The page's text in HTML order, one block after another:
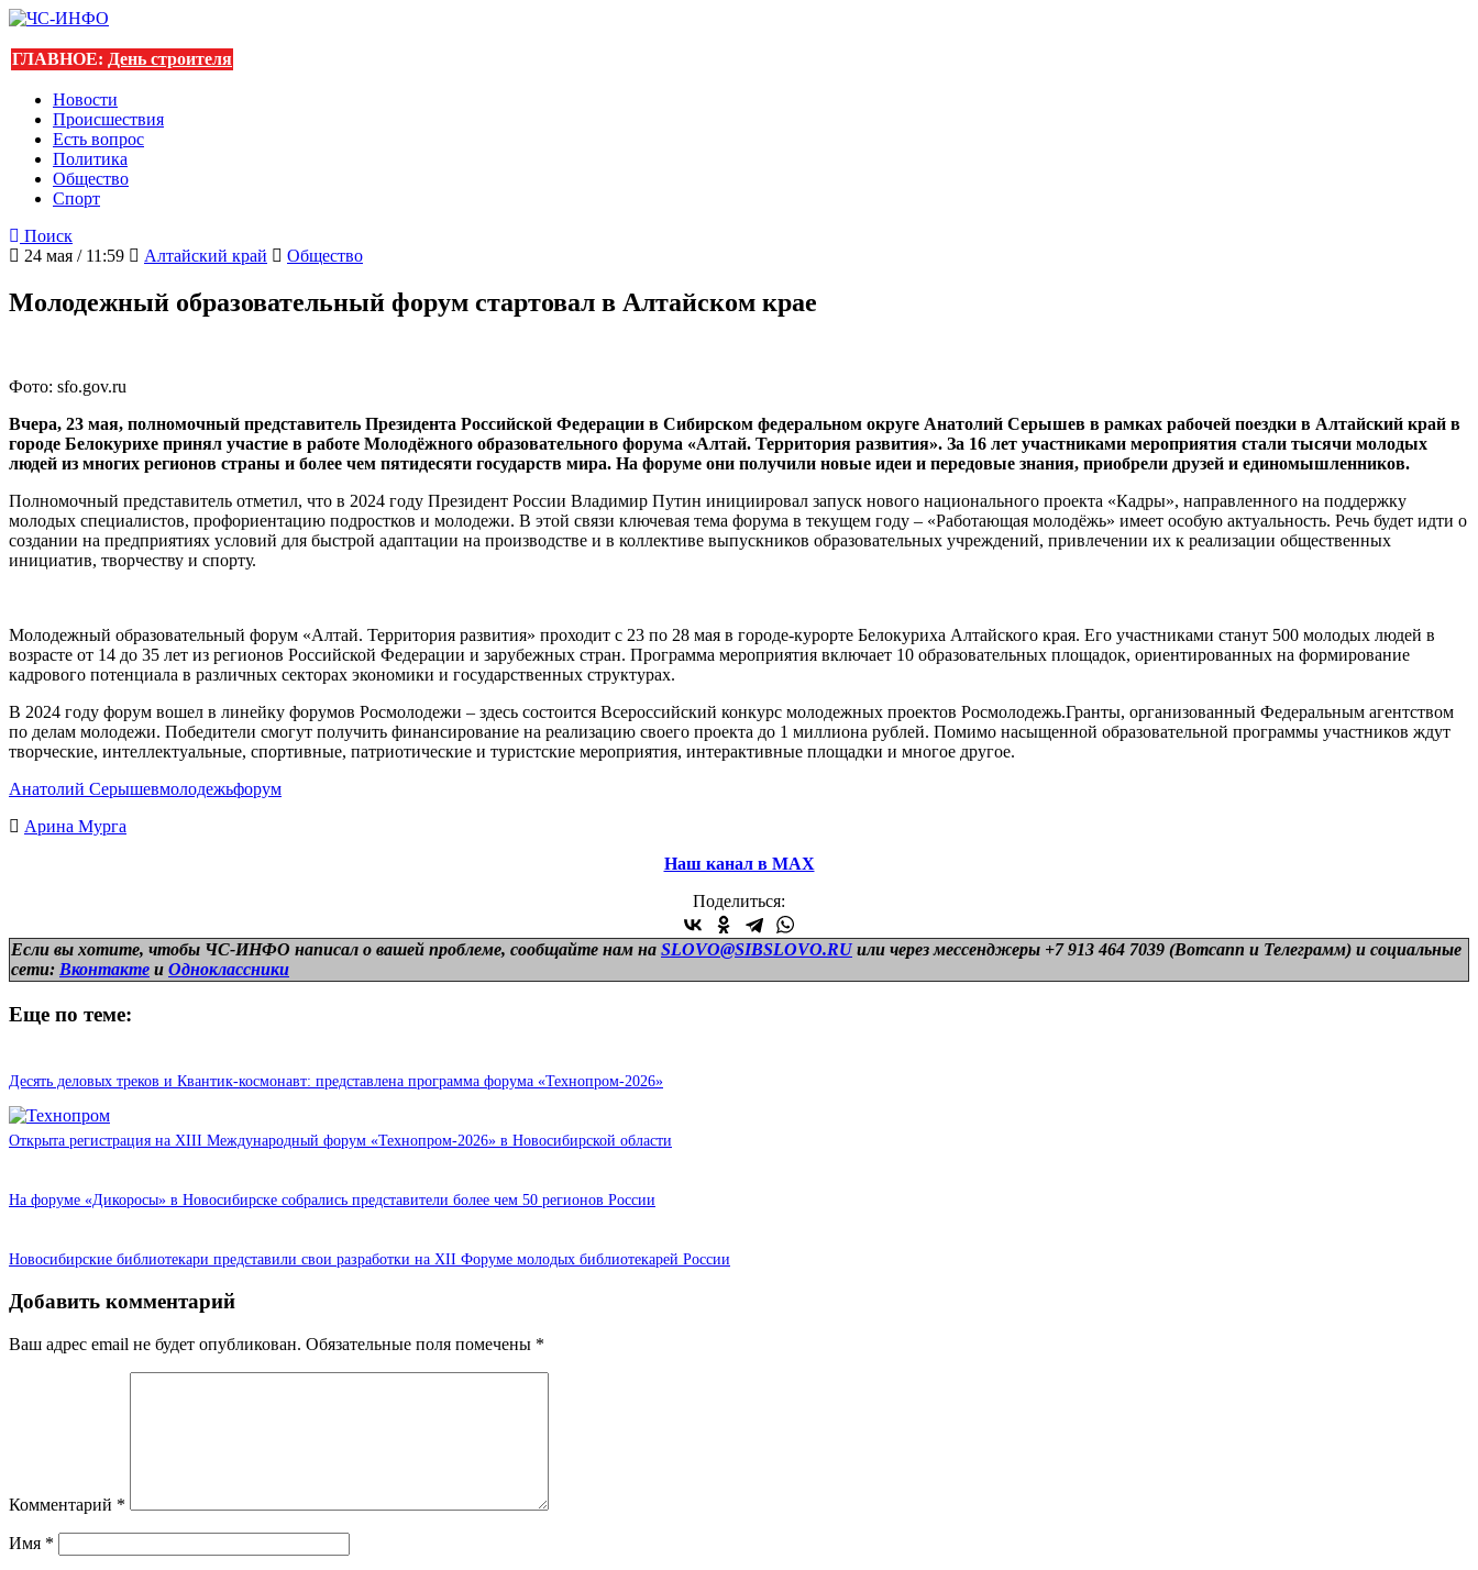
ГЛАВНОЕ: День строителя
Новости
Происшествия
Есть вопрос
Политика
Общество
Спорт
Поиск
24 мая / 11:59
Алтайский край Общество
Молодежный образовательный форум стартовал в Алтайском крае
Фото: sfo.gov.ru
Вчера, 23 мая, полномочный представитель Президента Российской Федерации в Сибирском федеральном округе Анатолий Серышев в рамках рабочей поездки в Алтайский край в
городе Белокурихе принял участие в работе Молодёжного образовательного форума «Алтай. Территория развития». За 16 лет участниками мероприятия стали тысячи молодых
людей из многих регионов страны и более чем пятидесяти государств мира. На форуме они получили новые идеи и передовые знания, приобрели друзей и единомышленников.
Полномочный представитель отметил, что в 2024 году Президент России Владимир Путин инициировал запуск нового национального проекта «Кадры», направленного на поддержку
молодых специалистов, профориентацию подростков и молодежи. В этой связи ключевая тема форума в текущем году – «Работающая молодёжь» имеет особую актуальность. Речь будет идти о
создании на предприятиях условий для быстрой адаптации на производстве и в коллективе выпускников образовательных учреждений, привлечении их к реализации общественных
инициатив, творчеству и спорту.
Молодежный образовательный форум «Алтай. Территория развития» проходит с 23 по 28 мая в городе-курорте Белокуриха Алтайского края. Его участниками станут 500 молодых людей в
возрасте от 14 до 35 лет из регионов Российской Федерации и зарубежных стран. Программа мероприятия включает 10 образовательных площадок, ориентированных на формирование
кадрового потенциала в различных секторах экономики и государственных структурах.
В 2024 году форум вошел в линейку форумов Росмолодежи – здесь состоится Всероссийский конкурс молодежных проектов Росмолодежь.Гранты, организованный Федеральным агентством
по делам молодежи. Победители смогут получить финансирование на реализацию своего проекта до 1 миллиона рублей. Помимо насыщенной образовательной программы участников ждут
творческие, интеллектуальные, спортивные, патриотические и туристские мероприятия, интерактивные площадки и многое другое.
Анатолий Серышевмолодежьфорум
Арина Мурга
Наш канал в МАХ
Поделиться:
Если вы хотите, чтобы ЧС-ИНФО написал о вашей проблеме, сообщайте нам на SLOVO@SIBSLOVO.RU или через мессенджеры +7 913 464 7039 (Вотсапп и Телеграмм) и социальные
сети: Вконтакте и Одноклассники
Еще по теме:
Десять деловых треков и Квантик-космонавт: представлена программа форума «Технопром-2026»
Открыта регистрация на XIII Международный форум «Технопром-2026» в Новосибирской области
На форуме «Дикоросы» в Новосибирске собрались представители более чем 50 регионов России
Новосибирские библиотекари представили свои разработки на XII Форуме молодых библиотекарей России
Добавить комментарий
Ваш адрес email не будет опубликован. Обязательные поля помечены *
Комментарий *
Имя *